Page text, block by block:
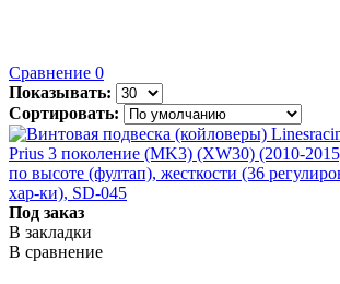
Сравнение 0
Показывать:
Сортировать:
Под заказ
В закладки
В сравнение